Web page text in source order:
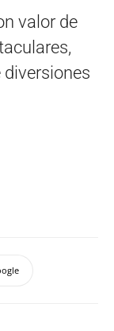
valor de
diversiones